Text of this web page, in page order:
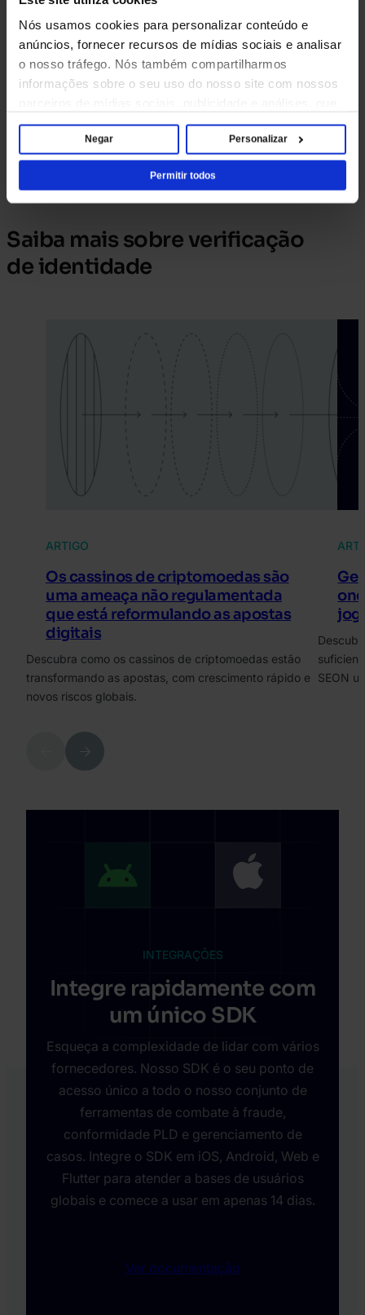
Nós usamos cookies para personalizar conteúdo e
anúncios, fornecer recursos de mídias sociais e analisar
o nosso tráfego. Nós também compartilharmos
informações sobre o seu uso do nosso site com nossos
podem combiná-las com outras informações que você
forneceu a eles ou que eles coletaram através do seu
uso dos serviços deles.
Permitir todos
Personalizar
Negar
específicas.
Saiba mais sobre verificação
de identidade
Previous
ARTIGO
Os cassinos de criptomoedas são
uma ameaça não regulamentada
que está reformulando as apostas
digitais
Descubra como os cassinos de criptomoedas estão
transformando as apostas, com crescimento rápido e
novos riscos globais.
SEON
INTEGRAÇÕES
Integre rapidamente com
um único SDK
Esqueça a complexidade de lidar com vários
fornecedores. Nosso SDK é o seu ponto de
acesso único a todo o nosso conjunto de
ferramentas de combate à fraude,
conformidade PLD e gerenciamento de
casos. Integre o SDK em iOS, Android, Web e
Flutter para atender a bases de usuários
globais e comece a usar em apenas 14 dias.
Ver documentação